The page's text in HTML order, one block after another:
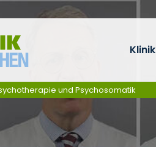
Klinik
und Psychosomatik